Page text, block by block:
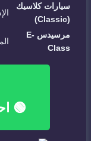
سيارات كلاسيك
(Classic)
مرسيدس E-
Class
🟢